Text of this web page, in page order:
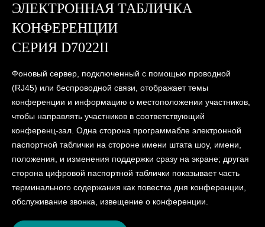
ЭЛЕКТРОННАЯ ТАБЛИЧКА
КОНФЕРЕНЦИИ
СЕРИЯ D7022II
Фоновый сервер, подключенный с помощью проводной
(RJ45) или беспроводной связи, отображает темы
конференции и информацию о местоположении участников,
чтобы направлять участников в соответствующий
конференц-зал. Одна сторона программабле электронной
паспортной таблички на стороне имени штата шоу, имени,
положения, и изменения поддержки сразу на экране; другая
сторона цифровой паспортной таблички показывает часть
терминального содержания как повестка дня конференции,
обслуживание звонка, извещение о конференции.